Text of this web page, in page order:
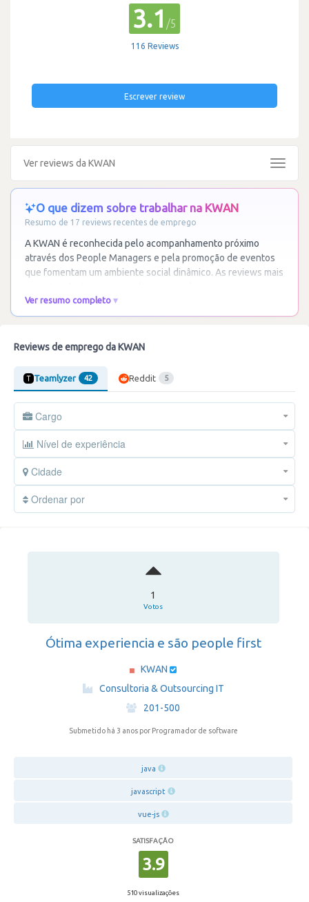
3.1 /5
116 Reviews
Escrever review
Ver reviews da KWAN
Toggle
O que dizem sobre trabalhar na KWAN
Resumo de 17 reviews recentes de emprego
A KWAN é reconhecida pelo acompanhamento próximo
através dos People Managers e pela promoção de eventos
que fomentam um ambiente social dinâmico. As reviews mais
Ver resumo completo
Reviews de emprego da KWAN
Teamlyzer 42 Reddit 5
Cargo
Nível de experiência
Cidade
Ordenar por
1
Votos
Ótima experiencia e são people first
KWAN
·
Consultoria & Outsourcing IT
·
201-500
Submetido há 3 anos por Programador de software
java
javascript
vue-js
SATISFAÇÃO
3.9
510 visualizações